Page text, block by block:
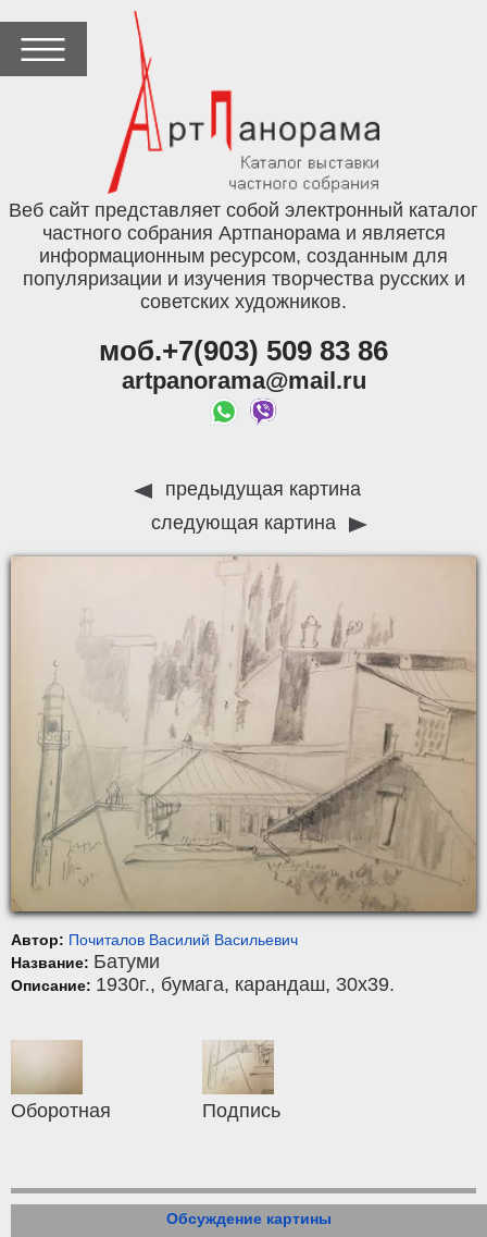
Веб сайт представляет собой электронный каталог
частного собрания Артпанорама и является
информационным ресурсом, созданным для
популяризации и изучения творчества русских и
советских художников.
моб.+7(903) 509 83 86
artpanorama@mail.ru
предыдущая картина
следующая картина
Автор: Почиталов Василий Васильевич
Название: Батуми
Описание: 1930г., бумага, карандаш, 30x39.
Оборотная Подпись
Обсуждение картины